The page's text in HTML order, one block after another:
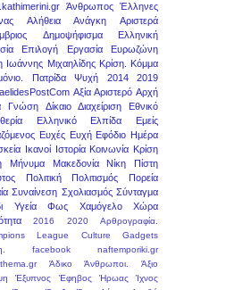
Άνθρωπος Έλληνες
Αλήθεια Ανάγκη
Αριστερά
Δημοψήφισμα
Ελληνική
Επιλογή Εργασία
Ευρωζώνη
Ιωάννης Μιχαηλίδης Κρίση. Κόμμα
Πατρίδα Ψυχή 2014
2019
Αξία Αριστερό Αρχή
Γνώση Δίκαιο Διαχείριση
Εθνικό
Ελληνικό Ελπίδα
Εμείς
Ευχές Ευχή Εφόδιο Ημέρα
Ικανοί Ιστορία Κοινωνία Κρίση
Μήνυμα Μακεδονία Νίκη
Πίστη
Πολιτική Πολιτισμός
Πορεία
Συναίνεση Σχολιασμός Σύνταγμα
Υγεία Φως Χαμόγελο
Χώρα
2016 2020
Aρθρογραφία.
League
Culture
Gadgets
facebook
naftemporiki.gr
Άδικο Άνθρωποι.
Άξιο
Έξυπνος Έφηβος Ήρωας
Ίχνος